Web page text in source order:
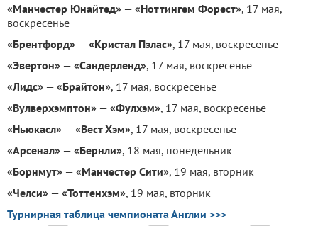
«Манчестер Юнайтед» — «Ноттингем Форест», 17 мая,
воскресенье
«Брентфорд» — «Кристал Пэлас», 17 мая, воскресенье
«Эвертон» — «Сандерленд», 17 мая, воскресенье
«Лидс» — «Брайтон», 17 мая, воскресенье
«Вулверхэмптон» — «Фулхэм», 17 мая, воскресенье
«Ньюкасл» — «Вест Хэм», 17 мая, воскресенье
«Арсенал» — «Бернли», 18 мая, понедельник
«Борнмут» — «Манчестер Сити», 19 мая, вторник
«Челси» — «Тоттенхэм», 19 мая, вторник
Турнирная таблица чемпионата Англии >>>